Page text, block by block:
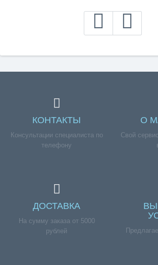
КОНТАКТЫ
Консультации специалиста по
телефону
О
Свой
ДОСТАВКА
На сумму заказа от 5000
рублей